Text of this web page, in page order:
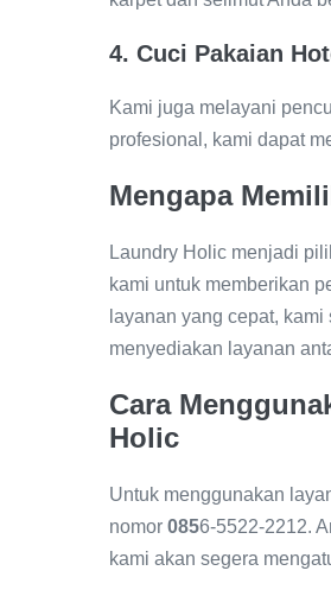
4. Cuci Pakaian
Kami juga melayani
profesional, kami dapat
Mengapa
Laundry Holic menjadi
kami untuk memberikan
layanan yang cepat,
menyediakan layanan
Cara
Holic
Untuk menggunakan
nomor 0856-5522-2212.
kami akan segera